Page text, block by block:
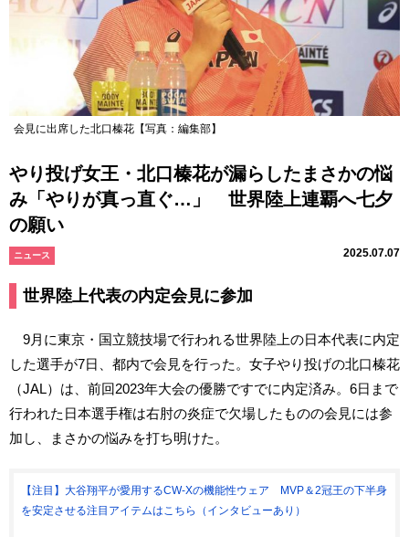
会見に出席した北口榛花【写真：編集部】
やり投げ女王・北口榛花が漏らしたまさかの悩
み「やりが真っ直ぐ…」 世界陸上連覇へ七夕
の願い
ニュース 2025.07.07
世界陸上代表の内定会見に参加
9月に東京・国立競技場で行われる世界陸上の日本代表に内定
した選手が7日、都内で会見を行った。女子やり投げの北口榛花
（JAL）は、前回2023年大会の優勝ですでに内定済み。6日まで
行われた日本選手権は右肘の炎症で欠場したものの会見には参
加し、まさかの悩みを打ち明けた。
【注目】大谷翔平が愛用するCW-Xの機能性ウェア MVP＆2冠王の下半身
を安定させる注目アイテムはこちら（インタビューあり）